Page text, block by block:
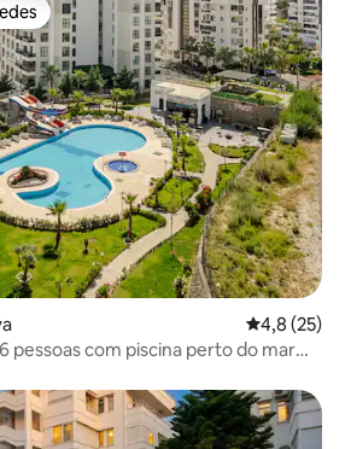
4,8 de uma
4,8 (25)
pessoas com piscina perto do mar